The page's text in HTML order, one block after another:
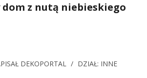
dom z nutą niebieskiego
DEKOPORTAL / DZIAŁ: INNE